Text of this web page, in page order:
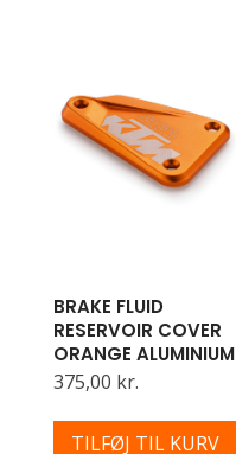
BRAKE FLUID
RESERVOIR COVER
ORANGE ALUMINIUM
375,00 kr.
TILFØJ TIL KURV